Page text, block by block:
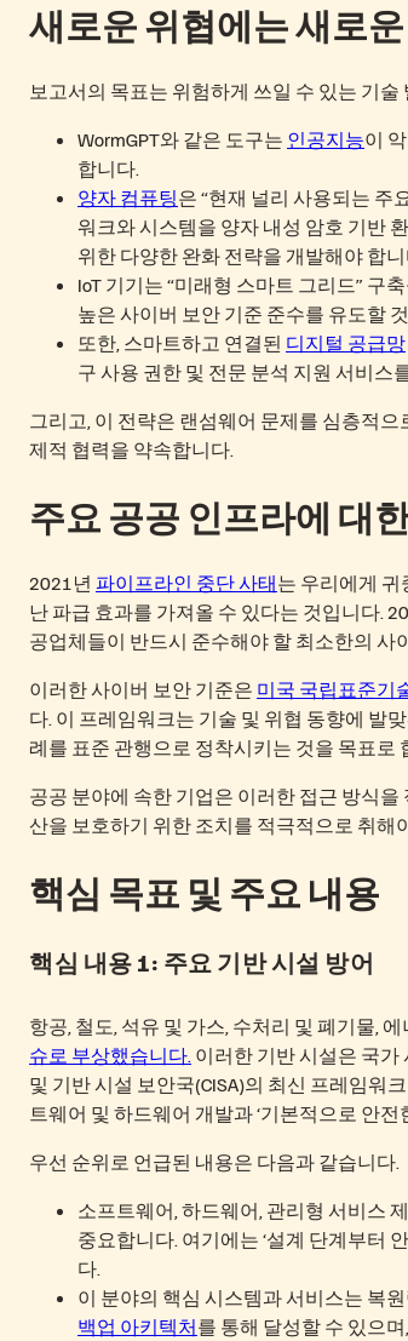
새로운 위협에는 새로
보고서의 목표는 위험하게 쓰일 수 있는 기
WormGPT와 같은 도구는 인공지능이
합니다.
양자 컴퓨팅은 “현재 널리 사용되는 주
워크와 시스템을 양자 내성 암호 기반
위한 다양한 완화 전략을 개발해야 합
IoT 기기는 “미래형 스마트 그리드” 구
높은 사이버 보안 기준 준수를 유도할
또한, 스마트하고 연결된 디지털 공급망
구 사용 권한 및 전문 분석 지원 서비스
그리고, 이 전략은 랜섬웨어 문제를 심층적
제적 협력을 약속합니다.
주요 공공 인프라에 대
2021년 파이프라인 중단 사태는 우리에게
난 파급 효과를 가져올 수 있다는 것입니다.
공업체들이 반드시 준수해야 할 최소한의
이러한 사이버 보안 기준은 미국 국립표준기
다. 이 프레임워크는 기술 및 위협 동향에 발
례를 표준 관행으로 정착시키는 것을 목표로
공공 분야에 속한 기업은 이러한 접근 방식
산을 보호하기 위한 조치를 적극적으로 취해
핵심 목표 및 주요 내용
핵심 내용 1: 주요 기반 시설 방어
항공, 철도, 석유 및 가스, 수처리 및 폐기물,
슈로 부상했습니다. 이러한 기반 시설은 국가
및 기반 시설 보안국(CISA)의 최신 프레임워
트웨어 및 하드웨어 개발과 ‘기본적으로 안
우선 순위로 언급된 내용은 다음과 같습니다.
소프트웨어, 하드웨어, 관리형 서비스
중요합니다. 여기에는 ‘설계 단계부터
다.
이 분야의 핵심 시스템과 서비스는 복
백업 아키텍처를 통해 달성할 수 있으